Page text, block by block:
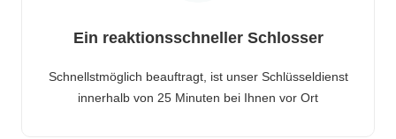
Ein reaktionsschneller Schlosser
Schnellstmöglich beauftragt, ist unser Schlüsseldienst
innerhalb von 25 Minuten bei Ihnen vor Ort